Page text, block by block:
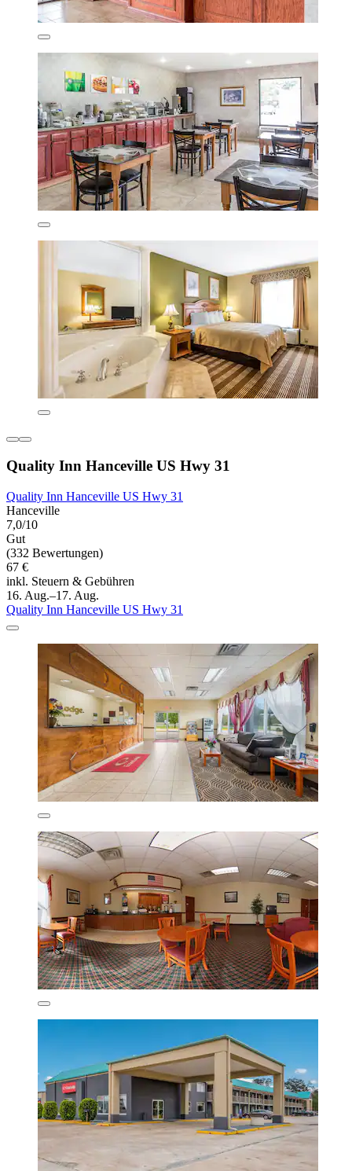
Quality Inn Hanceville US Hwy 31
Quality Inn Hanceville US Hwy 31
Hanceville
7,0/10
Gut
(332 Bewertungen)
67 €
inkl. Steuern & Gebühren
16. Aug.–17. Aug.
Quality Inn Hanceville US Hwy 31